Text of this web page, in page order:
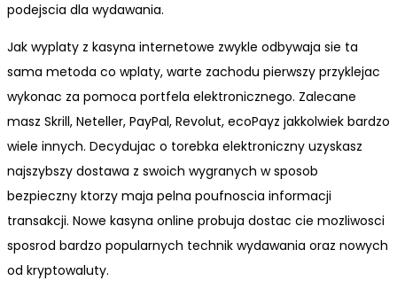
podejscia dla wydawania.
Jak wyplaty z kasyna internetowe zwykle odbywaja sie ta
sama metoda co wplaty, warte zachodu pierwszy przyklejac
wykonac za pomoca portfela elektronicznego. Zalecane
masz Skrill, Neteller, PayPal, Revolut, ecoPayz jakkolwiek bardzo
wiele innych. Decydujac o torebka elektroniczny uzyskasz
najszybszy dostawa z swoich wygranych w sposob
bezpieczny ktorzy maja pelna poufnoscia informacji
transakcji. Nowe kasyna online probuja dostac cie mozliwosci
sposrod bardzo popularnych technik wydawania oraz nowych
od kryptowaluty.